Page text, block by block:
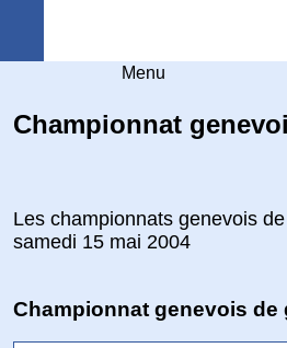
Menu
Championnat
Les championnats genevois
samedi 15 mai 2004
Championnat genevois de